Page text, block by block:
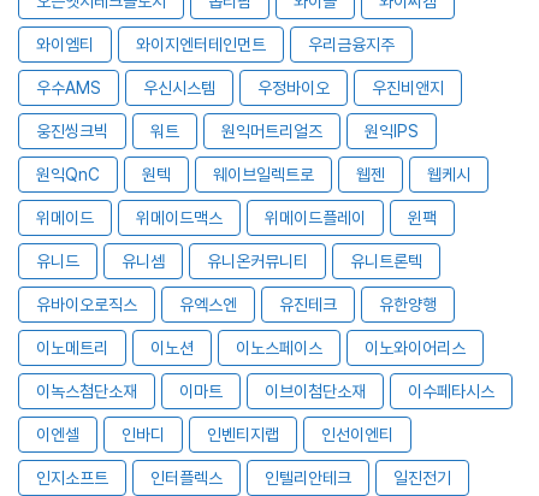
와이엠티 와이지엔터테인먼트 우리금융지주
우수AMS 우신시스템 우정바이오 우진비앤지
웅진씽크빅 워트 원익머트리얼즈 원익IPS
원익QnC 원텍 웨이브일렉트로 웹젠 웹케시
위메이드 위메이드맥스 위메이드플레이 윈팩
유니드 유니셈 유니온커뮤니티 유니트론텍
유바이오로직스 유엑스엔 유진테크 유한양행
이노메트리 이노션 이노스페이스 이노와이어리스
이녹스첨단소재 이마트 이브이첨단소재 이수페타시스
이엔셀 인바디 인벤티지랩 인선이엔티
인지소프트 인터플렉스 인텔리안테크 일진전기